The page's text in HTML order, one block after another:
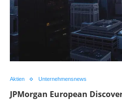
Aktien Unternehmensnews
JPMorgan European